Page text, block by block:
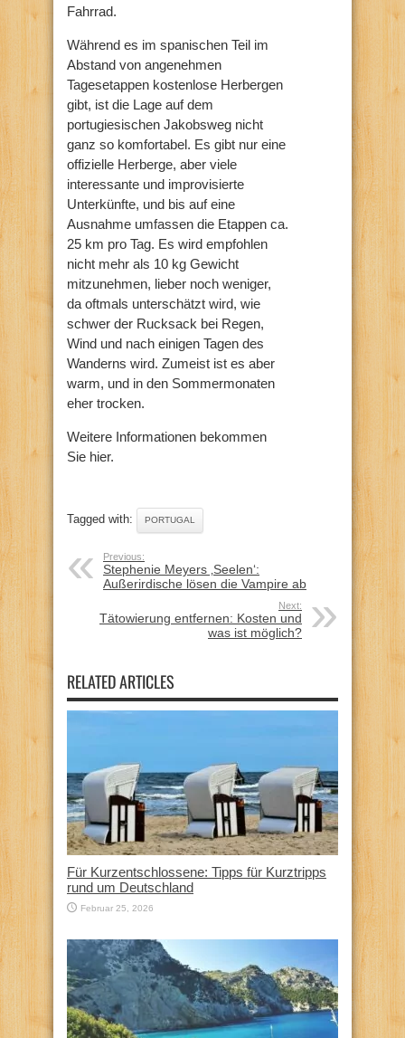
Fahrrad.
Während es im spanischen Teil im
Abstand von angenehmen
Tagesetappen kostenlose Herbergen
gibt, ist die Lage auf dem
portugiesischen Jakobsweg nicht
ganz so komfortabel. Es gibt nur eine
offizielle Herberge, aber viele
interessante und improvisierte
Unterkünfte, und bis auf eine
Ausnahme umfassen die Etappen ca.
25 km pro Tag. Es wird empfohlen
nicht mehr als 10 kg Gewicht
mitzunehmen, lieber noch weniger,
da oftmals unterschätzt wird, wie
schwer der Rucksack bei Regen,
Wind und nach einigen Tagen des
Wanderns wird. Zumeist ist es aber
warm, und in den Sommermonaten
eher trocken.
Weitere Informationen bekommen
Sie hier.
Tagged with: PORTUGAL
Previous:
Stephenie Meyers ‚Seelen‘:
Außerirdische lösen die Vampire ab
Next:
Tätowierung entfernen: Kosten und
was ist möglich?
RELATED ARTICLES
Für Kurzentschlossene: Tipps für Kurztripps
rund um Deutschland
Februar 25, 2026